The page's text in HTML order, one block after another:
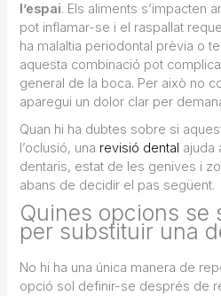
l’espai. Els aliments s’impacten
pot inflamar-se i el raspallat
ha malaltia periodontal prèvia o
aquesta combinació pot
general de la boca. Per això no
aparegui un dolor clar per
Quan hi ha dubtes sobre si
l’oclusió, una revisió dental ajuda
dentaris, estat de les genives i
abans de decidir el pas següent.
Quines opcions se
per substituir una
No hi ha una única manera de
opció sol definir-se després de